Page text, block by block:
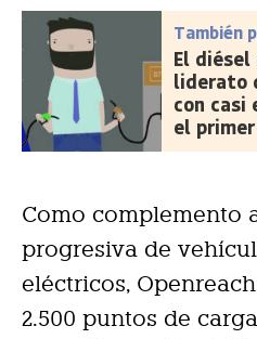
También
El
liderato
con casi
el
Como complemento
progresiva de
eléctricos,
2.500 puntos de